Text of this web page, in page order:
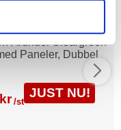
Arundel Cleargreen
Paneler, Dubbel
/st
JUST NU!